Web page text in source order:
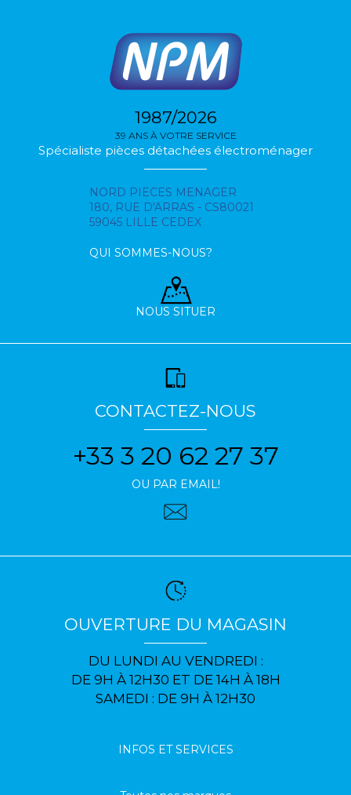
1987/2026
39 ANS À VOTRE SERVICE
Spécialiste pièces détachées électroménager
NORD PIECES MENAGER
180, RUE D'ARRAS - CS80021
59045 LILLE CEDEX
QUI SOMMES-NOUS?
NOUS SITUER
CONTACTEZ-NOUS
+33 3 20 62 27 37
OU PAR EMAIL!
OUVERTURE DU MAGASIN
DU LUNDI AU VENDREDI :
DE 9H À 12H30 ET DE 14H À 18H
SAMEDI : DE 9H À 12H30
INFOS ET SERVICES